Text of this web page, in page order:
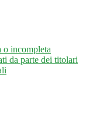
o incompleta
da parte dei titolari